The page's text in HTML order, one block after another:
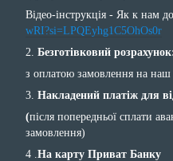
Відео-інструкція - Як к нам
wRI?si=LPQEyhg1C5OhOs0r
2. Безготівковий
з оплатою замовлення на
3. Накладений платіж для
(після попередньої сплати
замовлення)
4 . На карту Приват Банку